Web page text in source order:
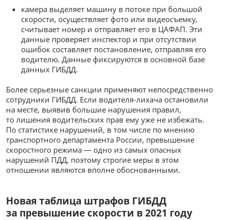
камера выделяет машину в потоке при большой
скорости, осуществляет фото или видеосъемку,
считывает номер и отправляет его в ЦАФАП. Эти
данные проверяет инспектор и при отсутствии
ошибок составляет постановление, отправляя его
водителю. Данные фиксируются в основной базе
данных ГИБДД.
Более серьезные санкции применяют непосредственно
сотрудники ГИБДД. Если водителя-лихача остановили
на месте, выявив большие нарушения правил,
то лишения водительских прав ему уже не избежать.
По статистике нарушений, в том числе по мнению
транспортного департамента России, превышение
скоростного режима — одно из самых опасных
нарушений ПДД, поэтому строгие меры в этом
отношении являются вполне обоснованными.
Новая таблица штрафов ГИБДД
за превышение скорости в 2021 году